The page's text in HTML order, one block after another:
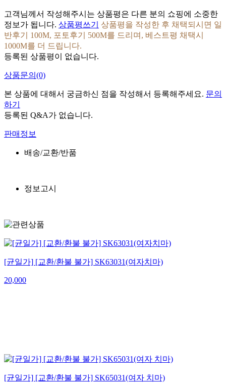
고객님께서 작성해주시는 상품평은 다른 분의 쇼핑에 소중한
정보가 됩니다. 상품평쓰기
상품평을 작성한 후 채택되시면 일
반후기 100M, 포토후기 500M를 드리며, 베스트평 채택시
1000M를 더 드립니다.
등록된 상품평이 없습니다.
상품문의 (0)
본 상품에 대해서 궁금하신 점을 작성해서 등록해주세요. 문의
하기
등록된 Q&A가 없습니다.
판매정보
배송/교환/반품
정보고시
[균일가] [교환/환불 불가] SK63031(여자치마)
20,000
[균일가] [교환/환불 불가] SK65031(여자 치마)